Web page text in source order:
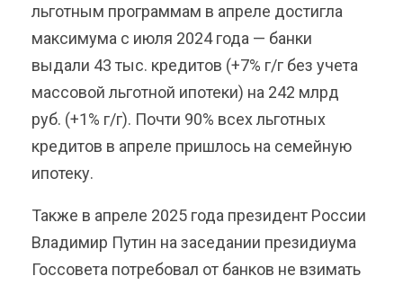
льготным программам в апреле достигла
максимума с июля 2024 года — банки
выдали 43 тыс. кредитов (+7% г/г без учета
массовой льготной ипотеки) на 242 млрд
руб. (+1% г/г). Почти 90% всех льготных
кредитов в апреле пришлось на семейную
ипотеку.
Также в апреле 2025 года президент России
Владимир Путин на заседании президиума
Госсовета потребовал от банков не взимать